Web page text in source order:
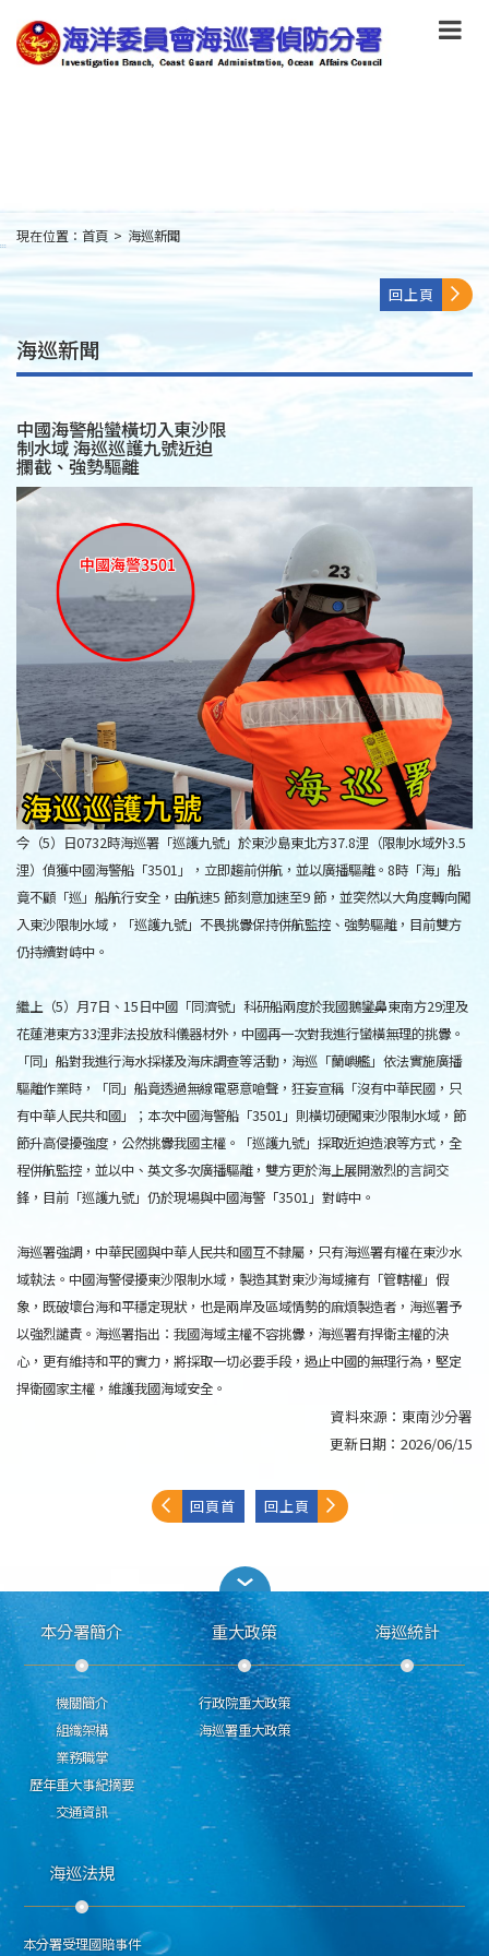
到
主
要
:::
現在位置： 首頁 > 海巡新聞
回上頁
海巡新聞
中國海警船蠻橫切入東沙限
制水域 海巡巡護九號近迫
攔截、強勢驅離
今（5）日0732時海巡署「巡護九號」於東沙島東北方37.8浬（限制水域外3.5
浬）偵獲中國海警船「3501」，立即趨前併航，並以廣播驅離。8時「海」船
竟不顧「巡」船航行安全，由航速5 節刻意加速至9 節，並突然以大角度轉向闖
入東沙限制水域，「巡護九號」不畏挑釁保持併航監控、強勢驅離，目前雙方
仍持續對峙中。
繼上（5）月7日、15日中國「同濟號」科研船兩度於我國鵝鑾鼻東南方29浬及
花蓮港東方33浬非法投放科儀器材外，中國再一次對我進行蠻橫無理的挑釁。
「同」船對我進行海水採樣及海床調查等活動，海巡「蘭嶼艦」依法實施廣播
驅離作業時，「同」船竟透過無線電惡意嗆聲，狂妄宣稱「沒有中華民國，只
有中華人民共和國」；本次中國海警船「3501」則橫切硬闖東沙限制水域，節
節升高侵擾強度，公然挑釁我國主權。「巡護九號」採取近迫造浪等方式，全
程併航監控，並以中、英文多次廣播驅離，雙方更於海上展開激烈的言詞交
鋒，目前「巡護九號」仍於現場與中國海警「3501」對峙中。
海巡署強調，中華民國與中華人民共和國互不隸屬，只有海巡署有權在東沙水
域執法。中國海警侵擾東沙限制水域，製造其對東沙海域擁有「管轄權」假
象，既破壞台海和平穩定現狀，也是兩岸及區域情勢的麻煩製造者，海巡署予
以強烈譴責。海巡署指出：我國海域主權不容挑釁，海巡署有捍衛主權的決
心，更有維持和平的實力，將採取一切必要手段，遏止中國的無理行為，堅定
捍衛國家主權，維護我國海域安全。
資料來源： 東南沙分署
更新日期： 2026/06/15
回頁首 回上頁
本分署簡介
機關簡介
組織架構
業務職掌
歷年重大事紀摘要
交通資訊
重大政策
行政院重大政策
海巡署重大政策
海巡統計
海巡法規
本分署受理國賠事件